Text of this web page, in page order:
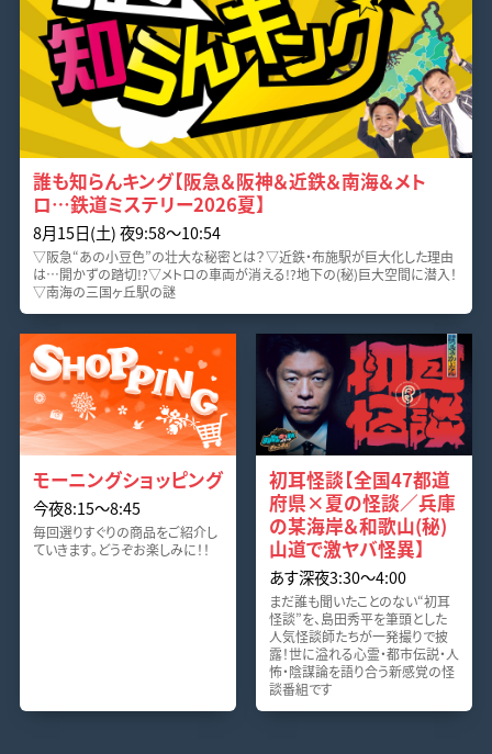
誰も知らんキング【阪急＆阪神＆近鉄＆南海＆メト
ロ…鉄道ミステリー2026夏】
8月15日(土) 夜9:58〜10:54
▽阪急“あの小豆色”の壮大な秘密とは？▽近鉄・布施駅が巨大化した理由
は…開かずの踏切!?▽メトロの車両が消える!?地下の(秘)巨大空間に潜入！
▽南海の三国ヶ丘駅の謎
モーニングショッピング
今夜8:15〜8:45
毎回選りすぐりの商品をご紹介し
ていきます。どうぞお楽しみに！！
初耳怪談【全国47都道
府県×夏の怪談／兵庫
の某海岸＆和歌山(秘)
山道で激ヤバ怪異】
あす深夜3:30〜4:00
まだ誰も聞いたことのない“初耳
怪談”を、島田秀平を筆頭とした
人気怪談師たちが一発撮りで披
露！世に溢れる心霊・都市伝説・人
怖・陰謀論を語り合う新感覚の怪
談番組です